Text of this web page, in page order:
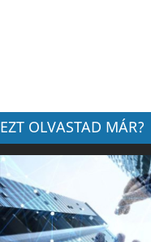
EZT OLVASTAD MÁR?